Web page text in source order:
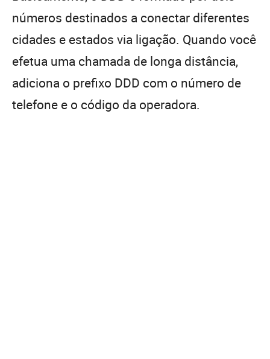
números destinados a conectar diferentes
cidades e estados via ligação. Quando você
efetua uma chamada de longa distância,
adiciona o prefixo DDD com o número de
telefone e o código da operadora.